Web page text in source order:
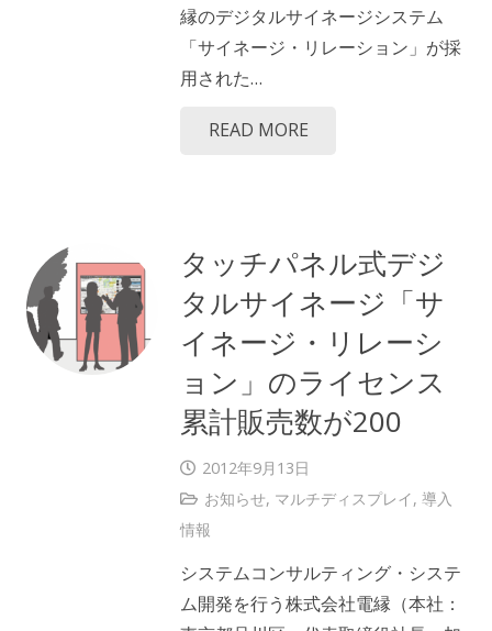
縁のデジタルサイネージシステム
「サイネージ・リレーション」が採
用された…
READ MORE
タッチパネル式デジ
タルサイネージ「サ
イネージ・リレーシ
ョン」のライセンス
累計販売数が200
2012年9月13日
お知らせ, マルチディスプレイ, 導入
情報
システムコンサルティング・システ
ム開発を行う株式会社電縁（本社：